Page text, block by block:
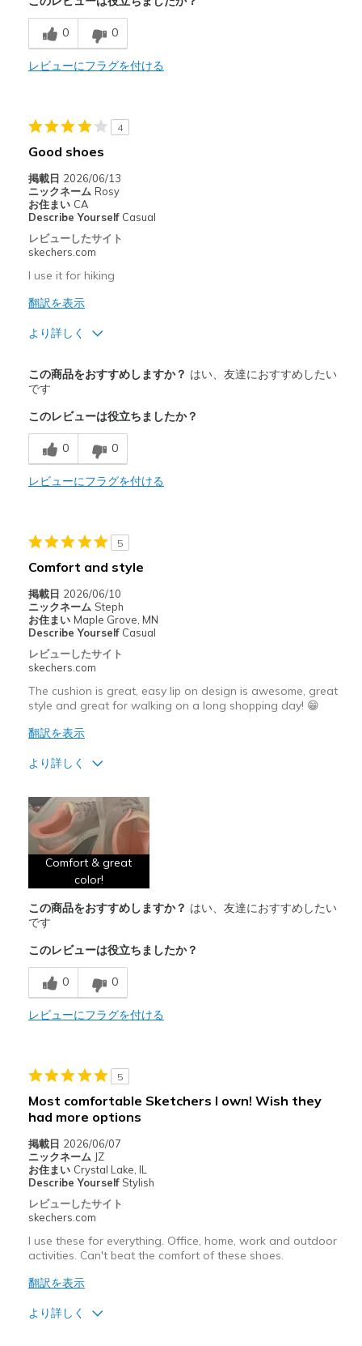
Comfortable
Durable
以下に最適
Casual Wear
Width
Sizing
0 0
レビューにフラグを付ける
4
Good shoes
掲載日 2026/06/13
ニックネーム Rosy
お住まい CA
Describe Yourself Casual
レビューしたサイト
skechers.com
I use it for hiking
翻訳を表示
より詳しく
Breathe Well
Comfortable
Durable
以下に最適
Travel
Width
Feels true to width
Sizing
View On Shoes
Shoes are for Wearing
この商品をおすすめしますか？ はい、友達におすすめしたい
です
このレビューは役立ちましたか？
0 0
レビューにフラグを付ける
5
Comfort and style
掲載日 2026/06/10
ニックネーム Steph
お住まい Maple Grove, MN
Describe Yourself Casual
レビューしたサイト
skechers.com
The cushion is great, easy lip on design is awesome, great
style and great for walking on a long shopping day! 😁
翻訳を表示
より詳しく
Attractive Design
Comfortable
以下に最適
Casual Wear
Width
Sizing
View On Shoes
Shoes are for Wearing
Comfort & great
color!
この商品をおすすめしますか？ はい、友達におすすめしたい
です
このレビューは役立ちましたか？
0 0
レビューにフラグを付ける
5
Most comfortable Sketchers I own! Wish they
had more options
掲載日 2026/06/07
ニックネーム JZ
お住まい Crystal Lake, IL
Describe Yourself Stylish
レビューしたサイト
skechers.com
I use these for everything. Office, home, work and outdoor
activities. Can't beat the comfort of these shoes.
翻訳を表示
より詳しく